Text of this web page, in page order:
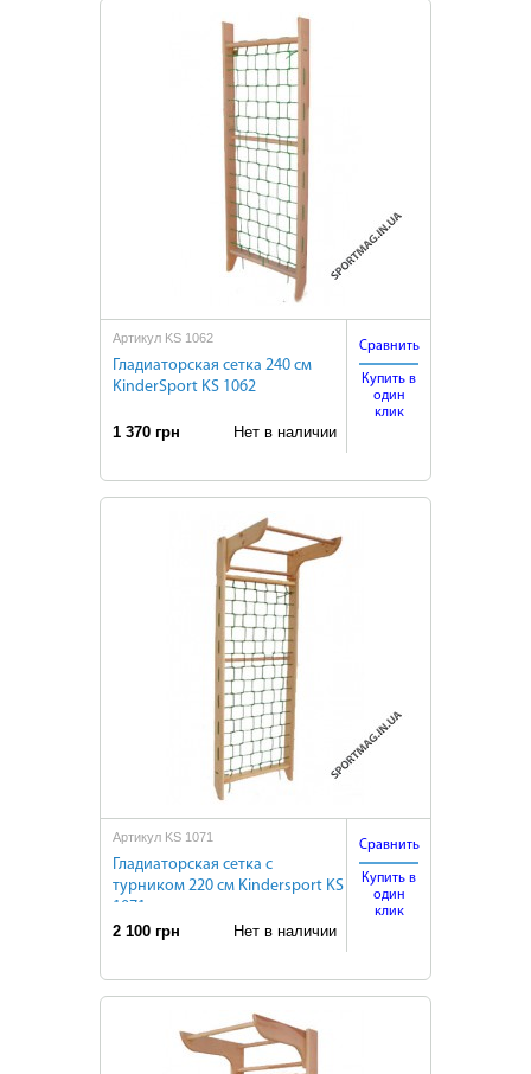
Артикул KS 1062
Гладиаторская сетка 240 см
KinderSport KS 1062
1 370 грн Нет в наличии
Сравнить
Купить в
один
клик
Артикул KS 1071
Гладиаторская сетка с
турником 220 см Kindersport KS
1071
2 100 грн
Нет в наличии
Сравнить
Купить в
один
клик